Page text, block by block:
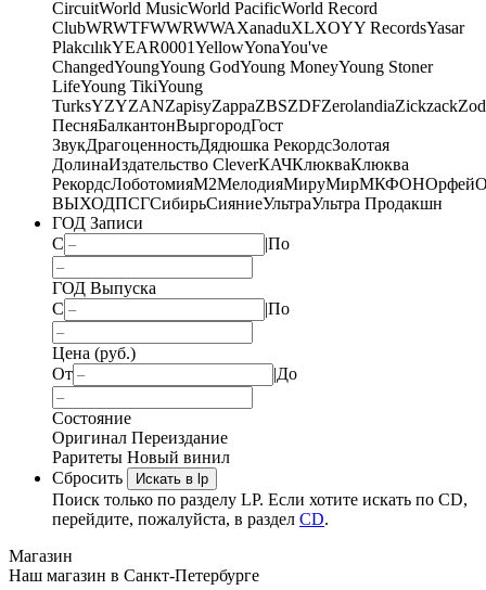
CircuitWorld MusicWorld PacificWorld Record
ClubWRWTFWWRWWAXanaduXLXOYY RecordsYasar
PlakcılıkYEAR0001YellowYonaYou've
ChangedYoungYoung GodYoung MoneyYoung Stoner
LifeYoung TikiYoung
TurksYZYZANZapisyZappaZBSZDFZerolandiaZickzack
ПесняБалкантонВыргородГост
ЗвукДрагоценностьДядюшка РекордсЗолотая
ДолинаИздательство CleverКАЧКлюкваКлюква
РекордсЛоботомияМ2МелодияМируМирМКФОНОрфей
ВЫХОДПСГСибирьСияниеУльтраУльтра Продакшн
ГОД Записи
С
|По
ГОД Выпуска
С
|По
Цена (руб.)
От
|До
Состояние
Оригинал Переиздание
Раритеты Новый винил
Сбросить
Искать в lp
Поиск только по разделу LP. Если хотите искать по CD,
перейдите, пожалуйста, в раздел CD.
Магазин
Наш магазин в Санкт-Петербурге